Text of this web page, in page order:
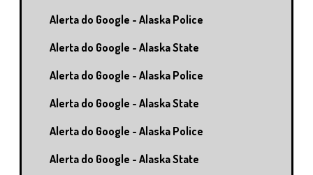
Alerta do Google - Alaska Police
Alerta do Google - Alaska State
Alerta do Google - Alaska Police
Alerta do Google - Alaska State
Alerta do Google - Alaska Police
Alerta do Google - Alaska State